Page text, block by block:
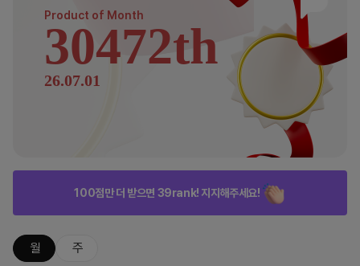
Product of Month
30472th
26.07.01
100점만 더 받으면 39rank! 지지해주세요!
월 주